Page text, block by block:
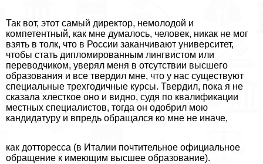
Так вот, этот самый директор, немолодой и
компетентный, как мне думалось, человек, никак не мог
взять в толк, что в России заканчивают университет,
чтобы стать дипломированным лингвистом или
переводчиком, уверял меня в отсутствии высшего
образования и все твердил мне, что у нас существуют
специальные трехгодичные курсы. Твердил, пока я не
сказала хлесткое оно и видно, судя по квалификации
местных специалистов, тогда он одобрил мою
кандидатуру и впредь обращался ко мне не иначе,
как дотторесса (в Италии почтительное официальное
обращение к имеющим высшее образование).